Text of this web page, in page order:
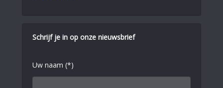
Schrijf je in op onze nieuwsbrief
Uw naam (*)